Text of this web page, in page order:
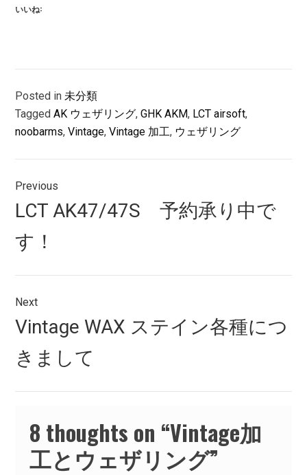
いいね:
Posted in 未分類
TaggedAK ウェザリング,GHK AKM, LCT airsoft,
noobarms,Vintage,Vintage 加工, ウェザリング
投
稿
ナ
ビ
ゲ
ー
シ
ョ
Previous
Previous
post:
LCT AK47/47S 予約承り中で
す！
Next
Next
post:
Vintage WAX ステイン各種につ
きまして
8 thoughts on “Vintage加
工とウェザリング”